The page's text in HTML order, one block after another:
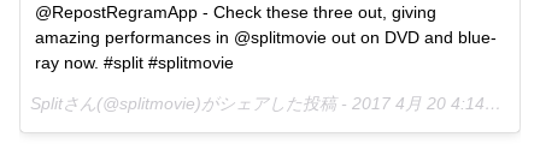
@RepostRegramApp - Check these three out, giving
amazing performances in @splitmovie out on DVD and blue-
ray now. #split #splitmovie
Splitさん(@splitmovie)がシェアした投稿 - 2017 4月 20 4:14午後 PDT